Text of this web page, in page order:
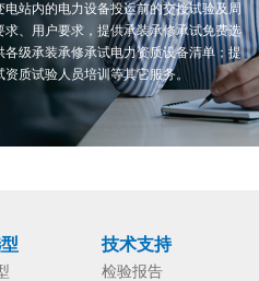
站内的电力设备投运前的交接试验及周
求、用户要求，提供承装承修承试免费选
各级承装承修承试电力资质设备清单；提
资质试验人员培训等其它服务。
技术支持
检验报告